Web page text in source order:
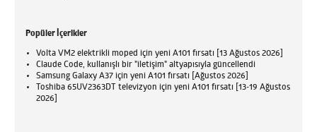
Popüler İçerikler
Volta VM2 elektrikli moped için yeni A101 fırsatı [13 Ağustos 2026]
Claude Code, kullanışlı bir "iletişim" altyapısıyla güncellendi
Samsung Galaxy A37 için yeni A101 fırsatı [Ağustos 2026]
Toshiba 65UV2363DT televizyon için yeni A101 fırsatı [13-19 Ağustos
2026]